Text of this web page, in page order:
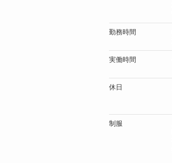
勤務時間
実働時間
休日
制服